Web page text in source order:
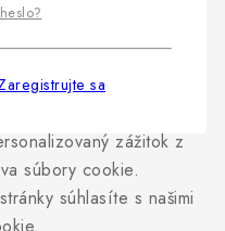
zážitok z
súbory cookie.
súhlasíte s našimi
sa